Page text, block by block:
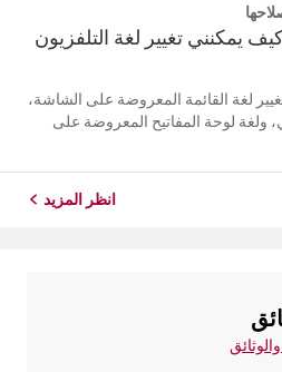
يمكنني تغيير لغة التلفزيون
لغة القائمة المعروضة على الشاشة،
ولغة لوحة المفاتيح المعروضة على
انظر المزيد